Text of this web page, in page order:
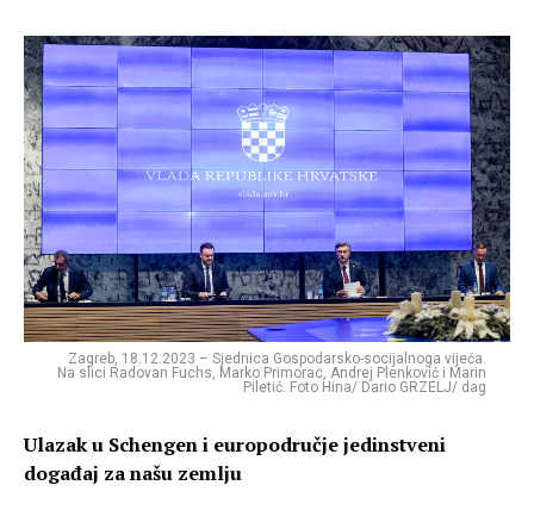
Zagreb, 18.12.2023 – Sjednica Gospodarsko-socijalnoga vijeća.
Na slici Radovan Fuchs, Marko Primorac, Andrej Plenković i Marin
Piletić. Foto Hina/ Dario GRZELJ/ dag
Ulazak u Schengen i europodručje jedinstveni
događaj za našu zemlju